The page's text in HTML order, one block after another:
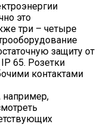
это
три – четыре
защиту от
65. Розетки
контактами